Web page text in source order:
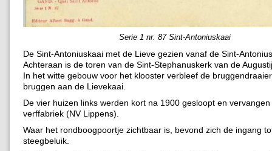
Serie 1 nr. 87 Sint-Antoniuskaai
De Sint-Antoniuskaai met de Lieve gezien vanaf de Sint-
Achteraan is de toren van de Sint-Stephanuskerk van de
In het witte gebouw voor het klooster verbleef de
bruggen aan de Lievekaai.
De vier huizen links werden kort na 1900 gesloopt en
verffabriek (NV Lippens).
Waar het rondboogpoortje zichtbaar is, bevond zich de ingang
steegbeluik.